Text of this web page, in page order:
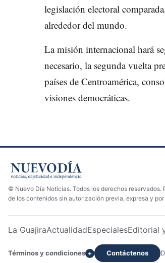
legislación electoral
alrededor del mundo.
La misión internacional hará
necesario, la segunda vuelta
países de Centroamérica,
visiones democráticas.
© Nuevo Día Noticias. Todos los derechos
de los contenidos sin autorización previa, expresa y
La GuajiraActualidadEspecialesEditorial
Términos y condiciones + Contáctenos